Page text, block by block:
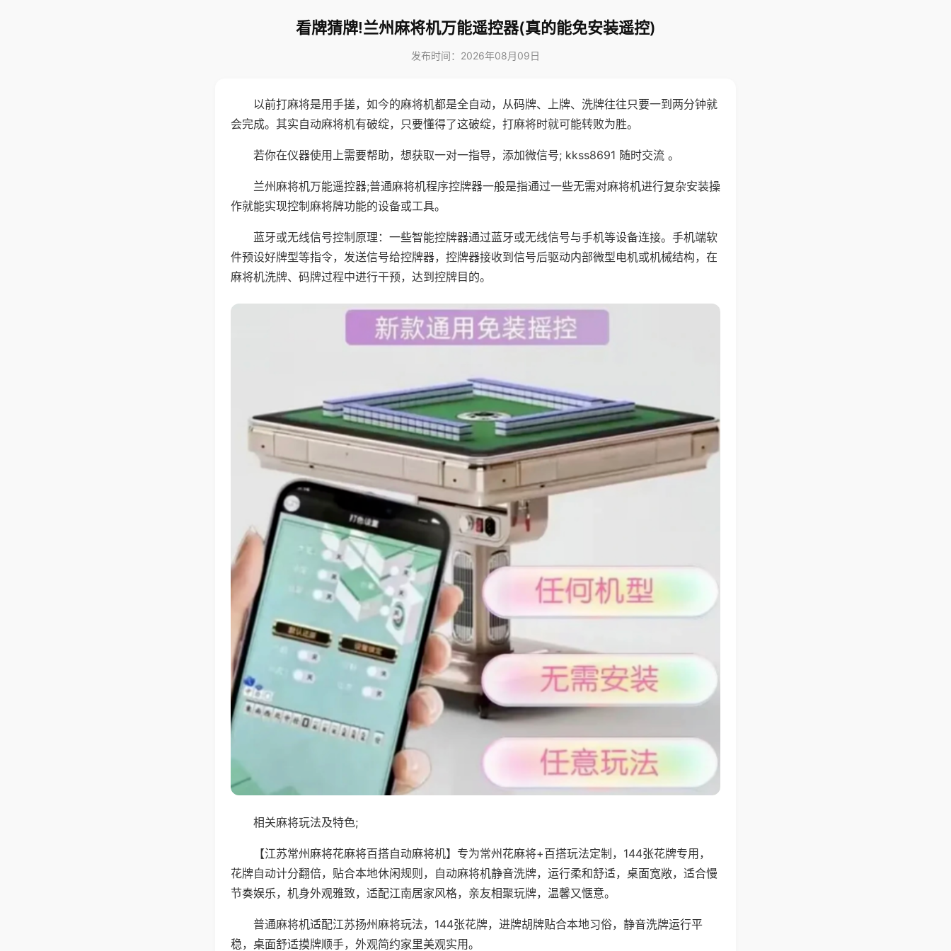
看牌猜牌!兰州麻将机万能遥控器(真的能免安装遥控)
发布时间：2026年08月09日
以前打麻将是用手搓，如今的麻将机都是全自动，从码牌、上牌、洗牌往往只要一到两分钟就
会完成。其实自动麻将机有破绽，只要懂得了这破绽，打麻将时就可能转败为胜。
若你在仪器使用上需要帮助，想获取一对一指导，添加微信号; kkss8691 随时交流 。
兰州麻将机万能遥控器;普通麻将机程序控牌器一般是指通过一些无需对麻将机进行复杂安装操
作就能实现控制麻将牌功能的设备或工具。
蓝牙或无线信号控制原理：一些智能控牌器通过蓝牙或无线信号与手机等设备连接。手机端软
件预设好牌型等指令，发送信号给控牌器，控牌器接收到信号后驱动内部微型电机或机械结构，在
麻将机洗牌、码牌过程中进行干预，达到控牌目的。
相关麻将玩法及特色;
【江苏常州麻将花麻将百搭自动麻将机】专为常州花麻将+百搭玩法定制，144张花牌专用，
花牌自动计分翻倍，贴合本地休闲规则，自动麻将机静音洗牌，运行柔和舒适，桌面宽敞，适合慢
节奏娱乐，机身外观雅致，适配江南居家风格，亲友相聚玩牌，温馨又惬意。
普通麻将机适配江苏扬州麻将玩法，144张花牌，进牌胡牌贴合本地习俗，静音洗牌运行平
稳，桌面舒适摸牌顺手，外观简约家里美观实用。